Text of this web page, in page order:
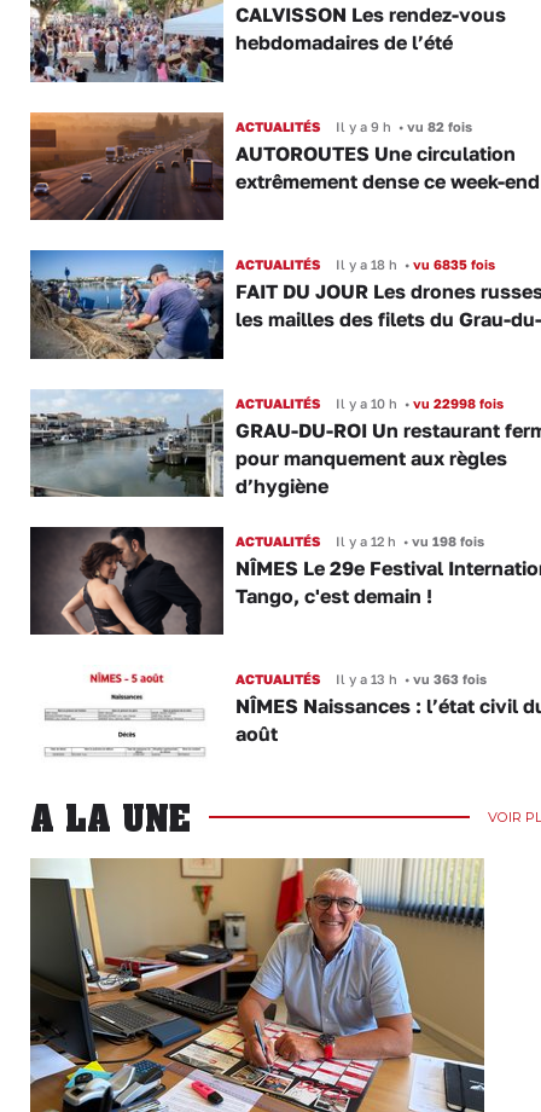
CALVISSON Les rendez-vous
hebdomadaires de l’été
ACTUALITÉS Il y a 9 h •vu 82 fois
AUTOROUTES Une circulation
extrêmement dense ce week-end
ACTUALITÉS Il y a 18 h •vu 6835 fois
FAIT DU JOUR Les drones
les mailles des filets du Grau-
ACTUALITÉS Il y a 10 h •vu 22998 fois
GRAU-DU-ROI Un restaurant
pour manquement aux règles
d’hygiène
ACTUALITÉS Il y a 12 h •vu 198 fois
NÎMES Le 29e Festival
Tango, c'est demain !
ACTUALITÉS Il y a 13 h •vu 363 fois
NÎMES Naissances : l’état civil
août
A LA UNE VOIR